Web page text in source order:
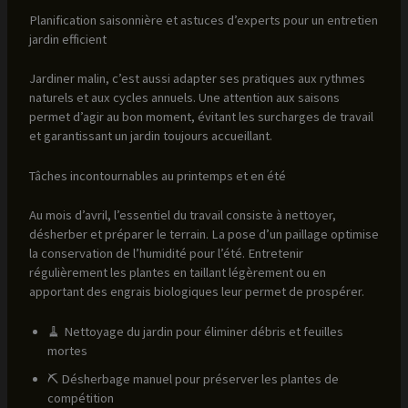
Planification saisonnière et astuces d’experts pour un entretien
jardin efficient
Jardiner malin, c’est aussi adapter ses pratiques aux rythmes
naturels et aux cycles annuels. Une attention aux saisons
permet d’agir au bon moment, évitant les surcharges de travail
et garantissant un jardin toujours accueillant.
Tâches incontournables au printemps et en été
Au mois d’avril, l’essentiel du travail consiste à nettoyer,
désherber et préparer le terrain. La pose d’un paillage optimise
la conservation de l’humidité pour l’été. Entretenir
régulièrement les plantes en taillant légèrement ou en
apportant des engrais biologiques leur permet de prospérer.
🧹 Nettoyage du jardin pour éliminer débris et feuilles
mortes
⛏️ Désherbage manuel pour préserver les plantes de
compétition